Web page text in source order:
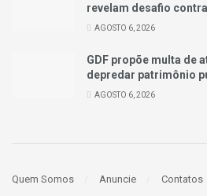
revelam desafio
AGOSTO 6, 2026
GDF propõe multa de
depredar patrimônio
AGOSTO 6, 2026
Quem Somos Anuncie Contatos